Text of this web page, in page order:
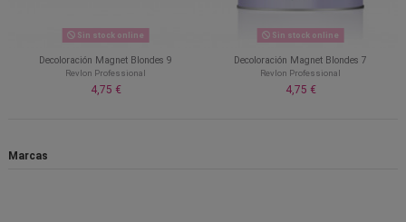
Sin stock online
Decoloración Magnet Blondes 9
Revlon Professional
4,75 €
Sin stock online
Decoloración Magnet Blondes 7
Revlon Professional
4,75 €
Marcas